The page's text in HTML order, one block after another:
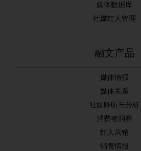
媒体数据库
社媒红人管理
融文产品
媒体情报
媒体关系
社媒聆听与分析
消费者洞察
红人营销
销售情报